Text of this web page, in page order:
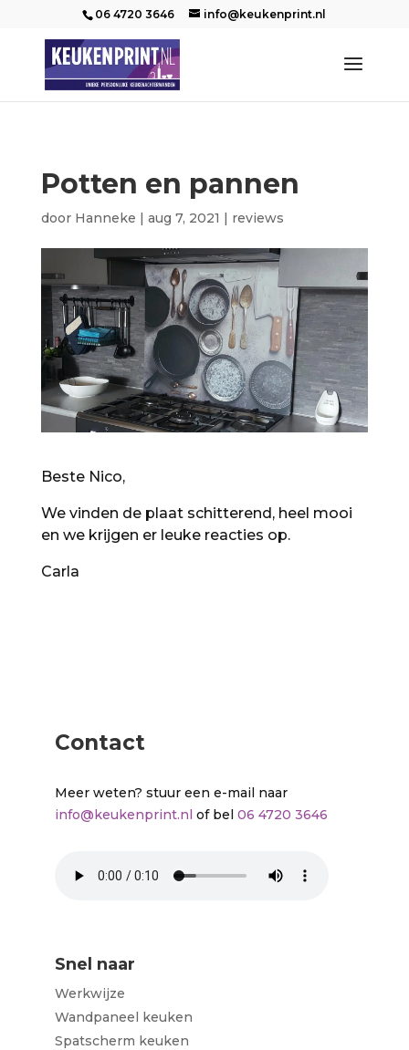
06 4720 3646 info@keukenprint.nl
Potten en pannen
door Hanneke | aug 7, 2021 | reviews
Beste Nico,
We vinden de plaat schitterend, heel mooi
en we krijgen er leuke reacties op.
Carla
Contact
Meer weten? stuur een e-mail naar
info@keukenprint.nl of bel 06 4720 3646
Snel naar
Werkwijze
Wandpaneel keuken
Spatscherm keuken